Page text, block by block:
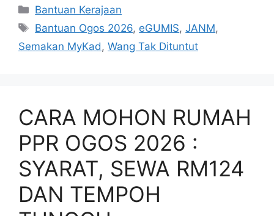
Categories
Bantuan Kerajaan
Tags
Bantuan Ogos 2026, eGUMIS,JANM,
Semakan MyKad, Wang Tak Dituntut
CARA MOHON RUMAH
PPR OGOS 2026 :
SYARAT, SEWA RM124
DAN TEMPOH